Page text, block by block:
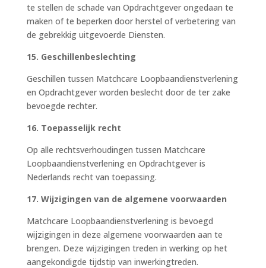
te stellen de schade van Opdrachtgever ongedaan te
maken of te beperken door herstel of verbetering van
de gebrekkig uitgevoerde Diensten.
15. Geschillenbeslechting
Geschillen tussen Matchcare Loopbaandienstverlening
en Opdrachtgever worden beslecht door de ter zake
bevoegde rechter.
16. Toepasselijk recht
Op alle rechtsverhoudingen tussen Matchcare
Loopbaandienstverlening en Opdrachtgever is
Nederlands recht van toepassing.
17. Wijzigingen van de algemene voorwaarden
Matchcare Loopbaandienstverlening is bevoegd
wijzigingen in deze algemene voorwaarden aan te
brengen. Deze wijzigingen treden in werking op het
aangekondigde tijdstip van inwerkingtreden.